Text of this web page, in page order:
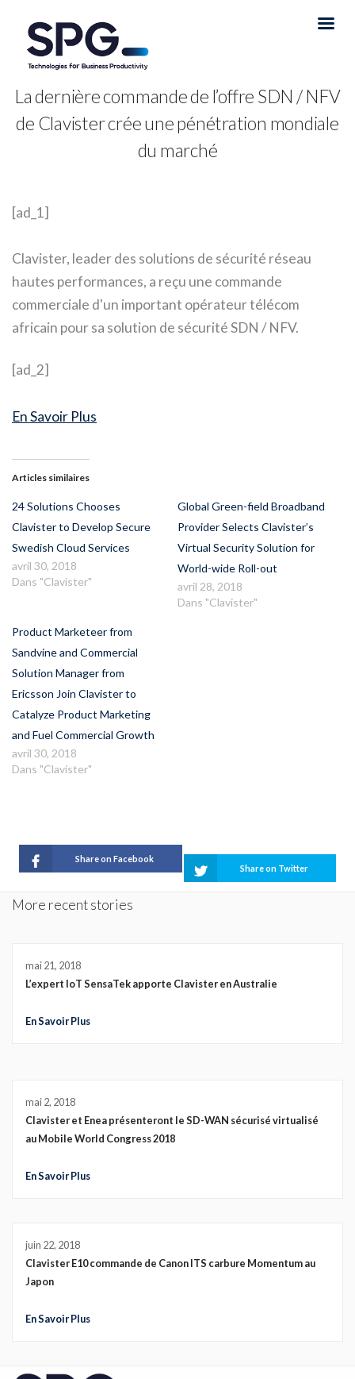
La dernière commande de l’offre SDN / NFV
de Clavister crée une pénétration mondiale
du marché
[ad_1]
Clavister, leader des solutions de sécurité réseau
hautes performances, a reçu une commande
commerciale d'un important opérateur télécom
africain pour sa solution de sécurité SDN / NFV.
[ad_2]
En Savoir Plus
Articles similaires
24 Solutions Chooses
Clavister to Develop Secure
Swedish Cloud Services
avril 30, 2018
Dans "Clavister"
Global Green-field Broadband
Provider Selects Clavister’s
Virtual Security Solution for
World-wide Roll-out
avril 28, 2018
Dans "Clavister"
Product Marketeer from
Sandvine and Commercial
Solution Manager from
Ericsson Join Clavister to
Catalyze Product Marketing
and Fuel Commercial Growth
avril 30, 2018
Dans "Clavister"
Share on Facebook
Share on Twitter
More recent stories
mai 21, 2018
L’expert IoT SensaTek apporte Clavister en Australie
En Savoir Plus
mai 2, 2018
Clavister et Enea présenteront le SD-WAN sécurisé virtualisé
au Mobile World Congress 2018
En Savoir Plus
juin 22, 2018
Clavister E10 commande de Canon ITS carbure Momentum au
Japon
En Savoir Plus